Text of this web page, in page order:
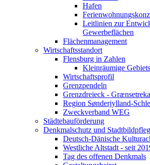
Hafen
Leitlinien zur
Gewerbeflächen
Flächenmanagement
Wirtschaftsstandort
Flensburg in Zahlen
Kleinräumige
Wirtschaftsprofil
Grenzpendeln
Grenzdreieck -
Region Sønderjylland-
Zweckverband WEG
Städtebauförderung
Denkmalschutz und
Deutsch-Dänische
Westliche Altstadt - seit
Tag des offenen Denkmals